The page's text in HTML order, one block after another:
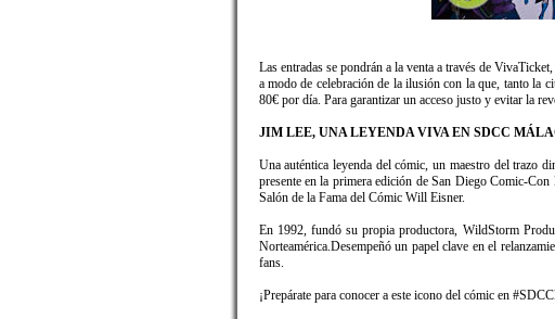
Las entradas se pondrán a la venta a través de
a modo de celebración de la ilusión con la que, tanto la
80€ por día. Para garantizar un acceso justo y evitar la
JIM LEE, UNA LEYENDA VIVA EN SDCC
Una auténtica leyenda del cómic, un maestro del trazo
presente en la primera edición de San Diego Comic-
Salón de la Fama del Cómic Will Eisner.
En 1992, fundó su propia productora, WildStorm
Norteamérica.Desempeñó un papel clave en el
fans.
¡Prepárate para conocer a este icono del cómic en